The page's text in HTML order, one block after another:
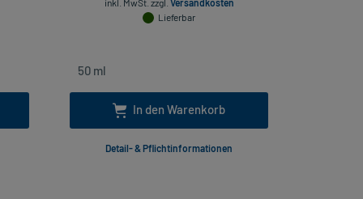
inkl. MwSt. zzgl. Versandkosten
Lieferbar
In den Warenkorb
Detail- & Pflichtinformationen